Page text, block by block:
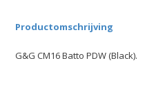
Productomschrijving
G&G CM16 Batto PDW (Black).